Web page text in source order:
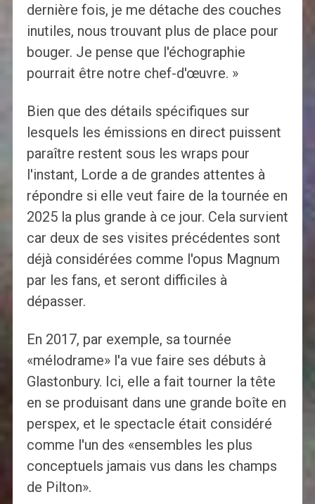
dernière fois, je me détache des couches
inutiles, nous trouvant plus de place pour
bouger. Je pense que l'échographie
pourrait être notre chef-d'œuvre. »
Bien que des détails spécifiques sur
lesquels les émissions en direct puissent
paraître restent sous les wraps pour
l'instant, Lorde a de grandes attentes à
répondre si elle veut faire de la tournée en
2025 la plus grande à ce jour. Cela survient
car deux de ses visites précédentes sont
déjà considérées comme l'opus Magnum
par les fans, et seront difficiles à
dépasser.
En 2017, par exemple, sa tournée
«mélodrame» l'a vue faire ses débuts à
Glastonbury. Ici, elle a fait tourner la tête
en se produisant dans une grande boîte en
perspex, et le spectacle était considéré
comme l'un des «ensembles les plus
conceptuels jamais vus dans les champs
de Pilton».